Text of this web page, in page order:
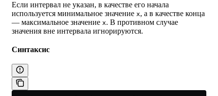
Если интервал не указан, в качестве его начала
используется минимальное значение x, а в качестве конца
— максимальное значение x. В противном случае
значения вне интервала игнорируются.
Синтаксис